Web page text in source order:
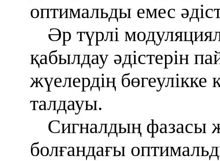
оптимальды емес
Әр түрлі
қабылдау әдістерін
жүелердің
талдауы.
Сигналдың фазасы
болғандағы